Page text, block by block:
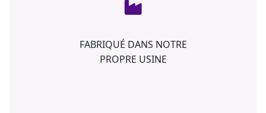
FABRIQUÉ DANS NOTRE
PROPRE USINE